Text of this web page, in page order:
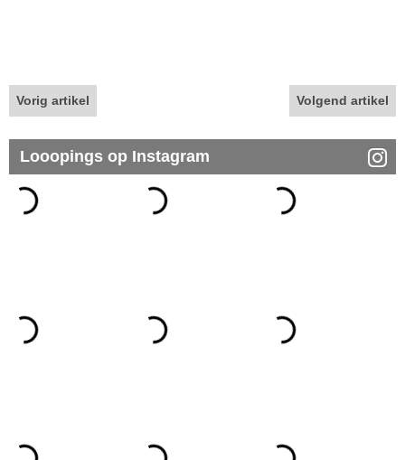
Vorig artikel Volgend artikel
Looopings op Instagram